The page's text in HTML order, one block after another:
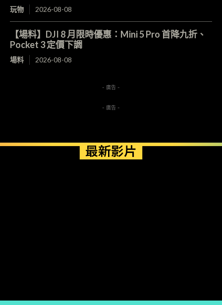
玩物 2026-08-08
【場料】DJI 8 月限時優惠：Mini 5 Pro 首降九折、
Pocket 3 定價下調
場料 2026-08-08
- 廣告 -
- 廣告 -
最新影片